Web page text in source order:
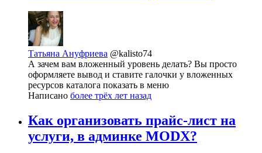
Татьяна Ануфриева @kalisto74
А зачем вам вложенный уровень делать? Вы просто
оформляете вывод и ставите галочки у вложенных
ресурсов каталога показать в меню
Написано более трёх лет назад
Как организовать прайс-лист на
услуги, в админке MODX?